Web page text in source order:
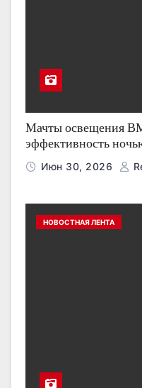
Мачты освещения
эффективность
Июн 30, 2026
НОВОСТНАЯ ЛЕНТА